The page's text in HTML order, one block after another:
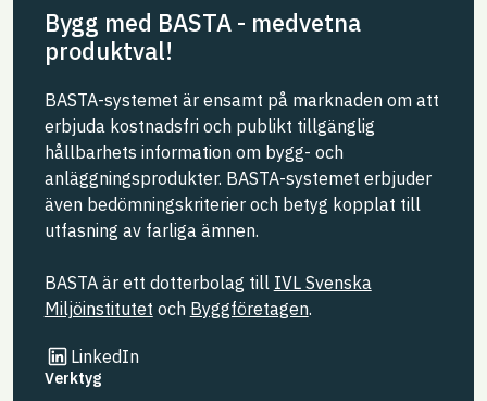
Bygg med BASTA - medvetna
produktval!
BASTA-systemet är ensamt på marknaden om att
erbjuda kostnadsfri och publikt tillgänglig
hållbarhets information om bygg- och
anläggningsprodukter. BASTA-systemet erbjuder
även bedömningskriterier och betyg kopplat till
utfasning av farliga ämnen.
BASTA är ett dotterbolag till IVL Svenska
Miljöinstitutet och Byggföretagen.
LinkedIn
Länk till annan webbplats
Verktyg